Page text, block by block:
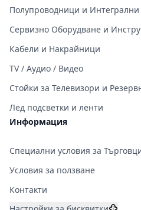
Полупроводници и
Сервизно Оборудване и
Кабели и Накрайници
TV / Аудио / Видео
Стойки за Телевизори и
Лед подсветки и ленти
Информация
Специални условия за
Условия за ползване
Контакти